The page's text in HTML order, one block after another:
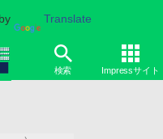
Translate
検索 Impressサイト